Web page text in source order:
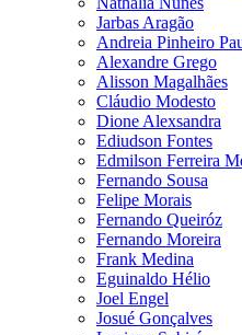
Jarbas Aragão
Andreia Pinheiro
Alexandre Grego
Alisson Magalhães
Cláudio Modesto
Dione Alexsandra
Ediudson Fontes
Edmilson Ferreira
Fernando Sousa
Felipe Morais
Fernando Queiróz
Fernando Moreira
Frank Medina
Eguinaldo Hélio
Joel Engel
Josué Gonçalves